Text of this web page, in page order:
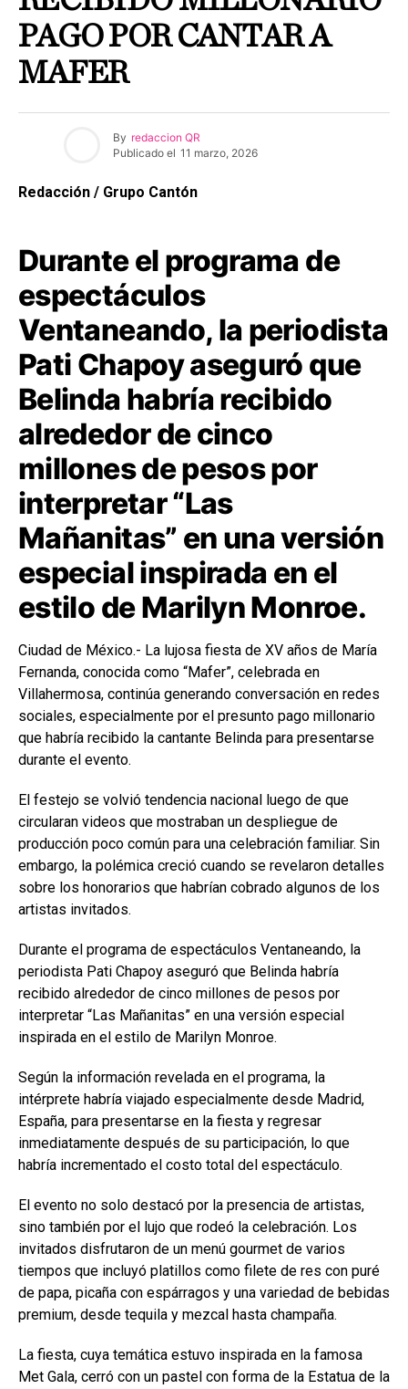
PAGO POR CANTAR A
MAFER
By redaccion QR
Publicado el 11 marzo, 2026
Redacción / Grupo Cantón
Durante el programa de
espectáculos
Ventaneando, la periodista
Pati Chapoy aseguró que
Belinda habría recibido
alrededor de cinco
millones de pesos por
interpretar “Las
Mañanitas” en una versión
especial inspirada en el
estilo de Marilyn Monroe.
Ciudad de México.- La lujosa fiesta de XV años de María
Fernanda, conocida como “Mafer”, celebrada en
Villahermosa, continúa generando conversación en redes
sociales, especialmente por el presunto pago millonario
que habría recibido la cantante Belinda para presentarse
durante el evento.
El festejo se volvió tendencia nacional luego de que
circularan videos que mostraban un despliegue de
producción poco común para una celebración familiar. Sin
embargo, la polémica creció cuando se revelaron detalles
sobre los honorarios que habrían cobrado algunos de los
artistas invitados.
Durante el programa de espectáculos Ventaneando, la
periodista Pati Chapoy aseguró que Belinda habría
recibido alrededor de cinco millones de pesos por
interpretar “Las Mañanitas” en una versión especial
inspirada en el estilo de Marilyn Monroe.
Según la información revelada en el programa, la
intérprete habría viajado especialmente desde Madrid,
España, para presentarse en la fiesta y regresar
inmediatamente después de su participación, lo que
habría incrementado el costo total del espectáculo.
El evento no solo destacó por la presencia de artistas,
sino también por el lujo que rodeó la celebración. Los
invitados disfrutaron de un menú gourmet de varios
tiempos que incluyó platillos como filete de res con puré
de papa, picaña con espárragos y una variedad de bebidas
premium, desde tequila y mezcal hasta champaña.
La fiesta, cuya temática estuvo inspirada en la famosa
Met Gala, cerró con un pastel con forma de la Estatua de la